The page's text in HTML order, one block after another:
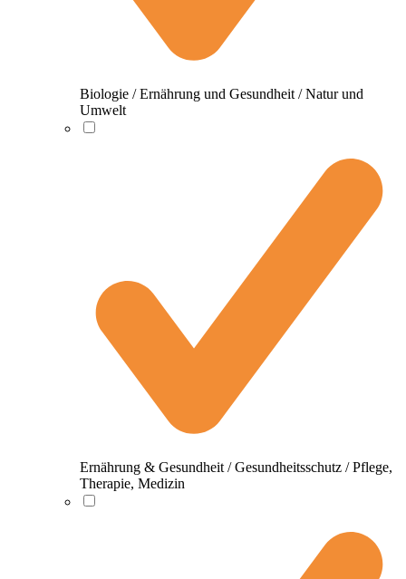
Biologie / Ernährung und Gesundheit / Natur und
Umwelt
Ernährung & Gesundheit / Gesundheitsschutz / Pflege,
Therapie, Medizin